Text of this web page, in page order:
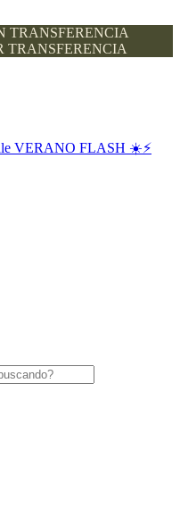
TRANSFERENCIA
TRANSFERENCIA
VERANO FLASH ☀️⚡️